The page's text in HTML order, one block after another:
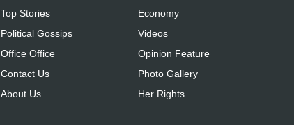
Top Stories
Political Gossips
Office Office
Contact Us
About Us
Economy
Videos
Opinion Feature
Photo Gallery
Her Rights